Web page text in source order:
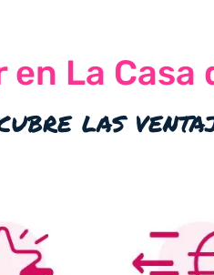
La Casa
las